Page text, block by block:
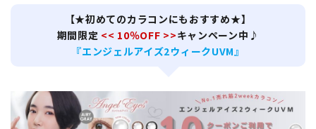
【★初めてのカラコンにもおすすめ★】
期間限定 << 10％OFF >>キャンペーン中♪
『エンジェルアイズ2ウィークUVM』